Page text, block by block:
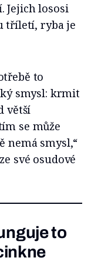
Jejich lososi
tříletí, ryba je
to
smysl: krmit
větší
se může
nemá smysl,“
své osudové
to